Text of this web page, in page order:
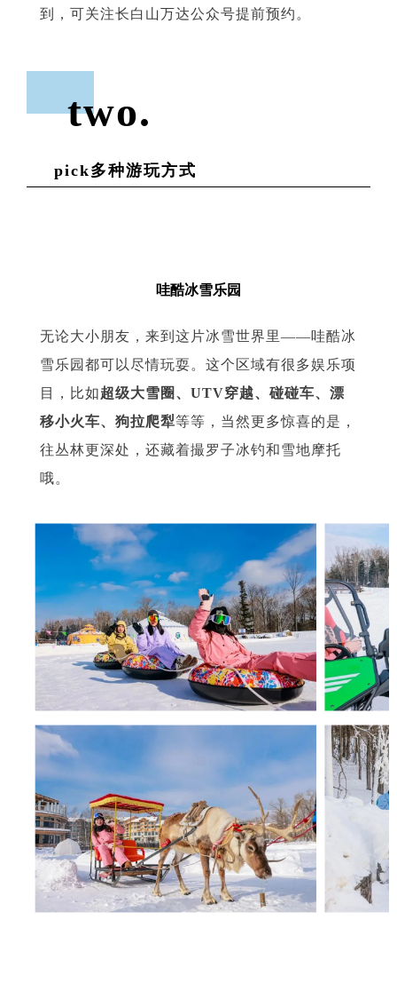
到，可关注长白山万达公众号提前预约。
two.
pick多种游玩方式
哇酷冰雪乐园
无论大小朋友，来到这片冰雪世界里——哇酷冰
雪乐园都可以尽情玩耍。这个区域有很多娱乐项
目，比如超级大雪圈、UTV穿越、碰碰车、漂
移小火车、狗拉爬犁等等，当然更多惊喜的是，
往丛林更深处，还藏着撮罗子冰钓和雪地摩托
哦。